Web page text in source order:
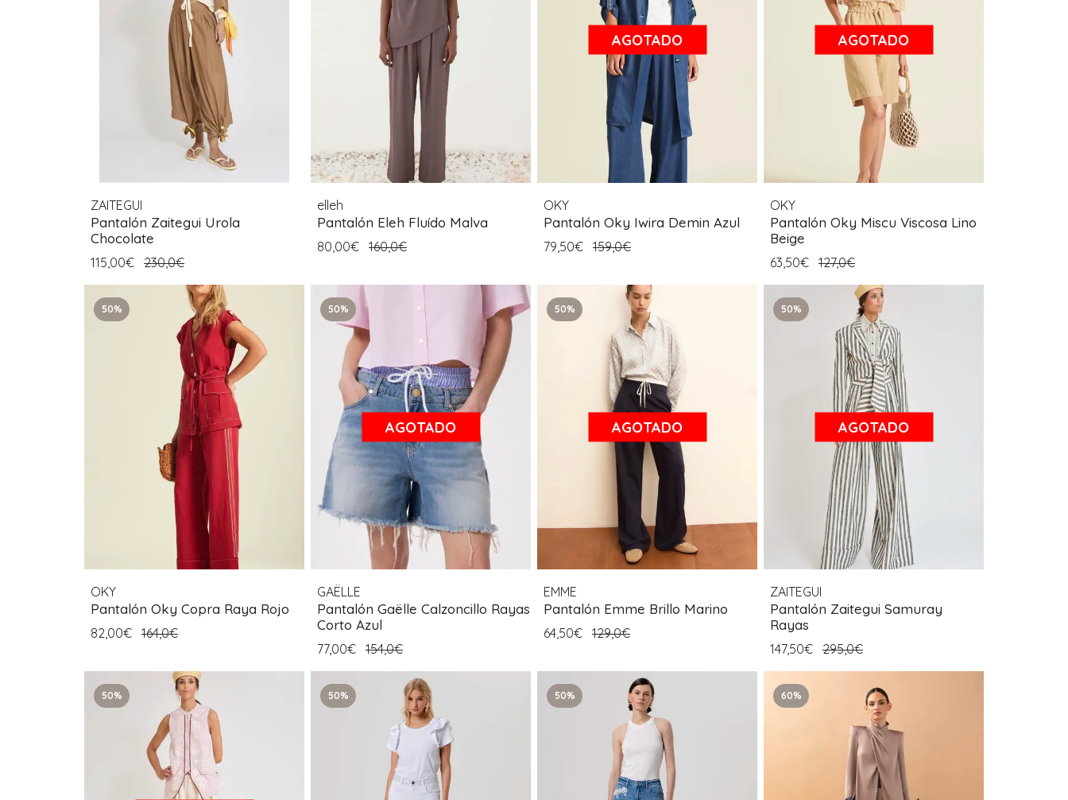
ZAITEGUI
Pantalón Zaitegui Urola
Chocolate
115,00€ 230,0€
elleh
Pantalón Eleh Fluído Malva
80,00€ 160,0€
AGOTADO
OKY
Pantalón Oky Iwira Demin Azul
79,50€ 159,0€
AGOTADO
OKY
Pantalón Oky Miscu Viscosa Lino
Beige
63,50€ 127,0€
50%
OKY
Pantalón Oky Copra Raya Rojo
82,00€ 164,0€
50%
AGOTADO
GAËLLE
Pantalón Gaëlle Calzoncillo Rayas
Corto Azul
77,00€ 154,0€
50%
AGOTADO
EMME
Pantalón Emme Brillo Marino
64,50€ 129,0€
50%
AGOTADO
ZAITEGUI
Pantalón Zaitegui Samuray
Rayas
147,50€ 295,0€
50% 50% 50% 60%